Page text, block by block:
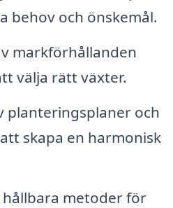
behov och önskemål.
markförhållanden
välja rätt växter.
planteringsplaner och
skapa en harmonisk
hållbara metoder för